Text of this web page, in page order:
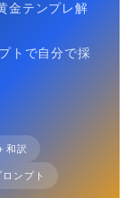
金テンプレ解
トで自分で採
和訳
ンプト